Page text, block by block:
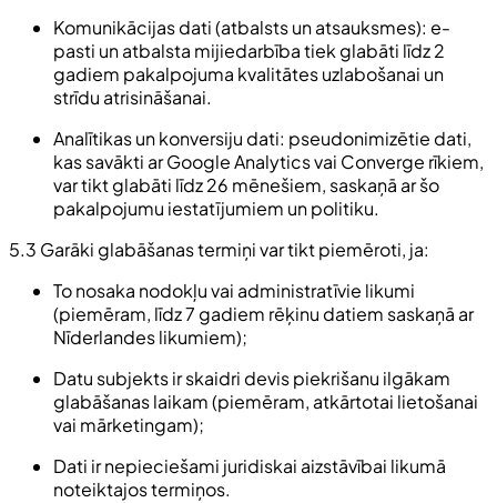
Komunikācijas dati (atbalsts un atsauksmes): e-
pasti un atbalsta mijiedarbība tiek glabāti līdz 2
gadiem pakalpojuma kvalitātes uzlabošanai un
strīdu atrisināšanai.
Analītikas un konversiju dati: pseudonimizētie dati,
kas savākti ar Google Analytics vai Converge rīkiem,
var tikt glabāti līdz 26 mēnešiem, saskaņā ar šo
pakalpojumu iestatījumiem un politiku.
5.3 Garāki glabāšanas termiņi var tikt piemēroti, ja:
To nosaka nodokļu vai administratīvie likumi
(piemēram, līdz 7 gadiem rēķinu datiem saskaņā ar
Nīderlandes likumiem);
Datu subjekts ir skaidri devis piekrišanu ilgākam
glabāšanas laikam (piemēram, atkārtotai lietošanai
vai mārketingam);
Dati ir nepieciešami juridiskai aizstāvībai likumā
noteiktajos termiņos.